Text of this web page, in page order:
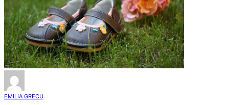
EMILIA GRECU